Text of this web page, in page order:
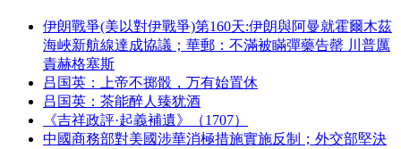
伊朗戰爭(美以對伊戰爭)第160天:伊朗與阿曼就霍爾木茲
海峽新航線達成協議；華郵：不滿被瞞彈藥告罄 川普厲
責赫格塞斯
吕国英：上帝不掷骰，万有始置休
吕国英：茶能醉人臻犹酒
《吉祥政評·起義補遺》（1707）
中國商務部對美國涉華消極措施實施反制；外交部堅決